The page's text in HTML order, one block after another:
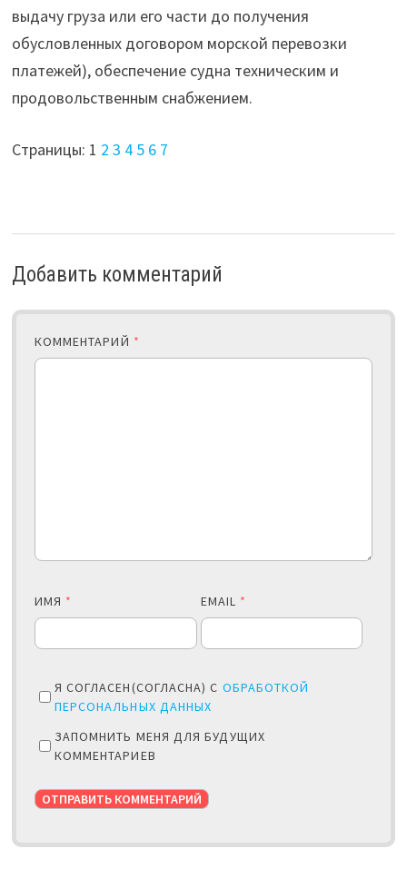
выдачу груза или его части до получения
обусловленных договором морской перевозки
платежей), обеспечение судна техническим и
продовольственным снабжением.
Страницы: 1 2 3 4 5 6 7
Добавить комментарий
КОММЕНТАРИЙ *
ИМЯ * EMAIL *
Я СОГЛАСЕН(СОГЛАСНА) С ОБРАБОТКОЙ
ПЕРСОНАЛЬНЫХ ДАННЫХ
ЗАПОМНИТЬ МЕНЯ ДЛЯ БУДУЩИХ
КОММЕНТАРИЕВ